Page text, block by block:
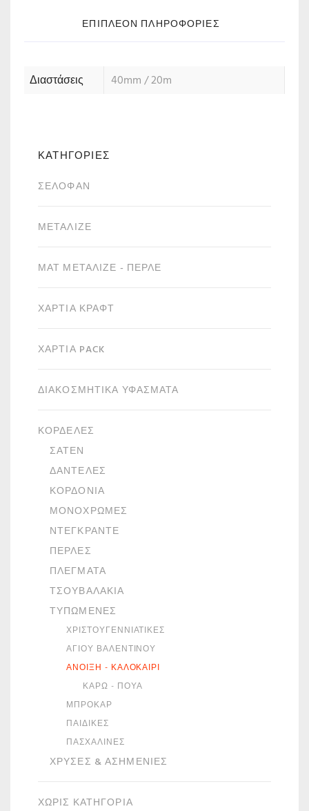
ΕΠΙΠΛΈΟΝ ΠΛΗΡΟΦΟΡΊΕΣ
Διαστάσεις 40mm / 20m
ΚΑΤΗΓΟΡΙΕΣ
ΣΕΛΟΦΆΝ
ΜΕΤΑΛΙΖΈ
ΜΑΤ ΜΕΤΑΛΙΖΈ - ΠΕΡΛΈ
ΧΑΡΤΙΆ ΚΡΑΦΤ
ΧΑΡΤΙΆ PACK
ΔΙΑΚΟΣΜΗΤΙΚΆ ΥΦΆΣΜΑΤΑ
ΚΟΡΔΈΛΕΣ
ΣΑΤΈΝ
ΔΑΝΤΈΛΕΣ
ΚΟΡΔΌΝΙΑ
ΜΟΝΌΧΡΩΜΕΣ
ΝΤΕΓΚΡΑΝΤΈ
ΠΈΡΛΕΣ
ΠΛΈΓΜΑΤΑ
ΤΣΟΥΒΑΛΆΚΙΑ
ΤΥΠΩΜΈΝΕΣ
ΧΡΙΣΤΟΥΓΕΝΝΙΆΤΙΚΕΣ
ΑΓΊΟΥ ΒΑΛΕΝΤΊΝΟΥ
ΆΝΟΙΞΗ - ΚΑΛΟΚΑΊΡΙ
ΚΑΡΏ - ΠΟΥΆ
ΜΠΡΟΚΆΡ
ΠΑΙΔΙΚΈΣ
ΠΑΣΧΑΛΙΝΈΣ
ΧΡΥΣΈΣ & ΑΣΗΜΈΝΙΕΣ
ΧΩΡΙΣ ΚΑΤΗΓΟΡΙΑ